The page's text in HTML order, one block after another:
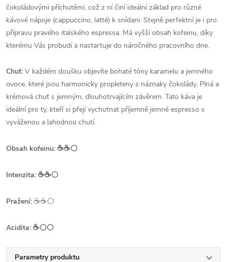
čokoládovými příchutěmi, což z ní činí ideální základ pro různé
kávové nápoje (cappuccino, latté) k snídani. Stejně perfektní je i pro
přípravu pravého italského espressa. Má vyšší obsah kofeinu, díky
kterému Vás probudí a nastartuje do náročného pracovního dne.
Chuť: V každém doušku objevíte bohaté tóny karamelu a jemného
ovoce, které jsou harmonicky propleteny s náznaky čokolády. Plná a
krémová chuť s jemným, dlouhotrvajícím závěrem. Tato káva je
ideální pro ty, kteří si přejí vychutnat příjemně jemné espresso s
vyváženou a lahodnou chutí.
Obsah kofeinu: ☕️☕️⚪
Intenzita: ☕️☕️⚪
Pražení: ☕️☕️⚪
Acidita: ☕️⚪⚪
Parametry produktu